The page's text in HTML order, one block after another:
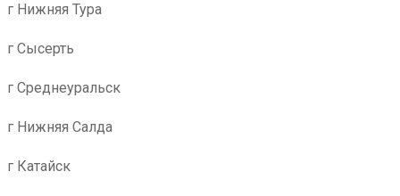
г Нижняя Тура
г Сысерть
г Среднеуральск
г Нижняя Салда
г Катайск